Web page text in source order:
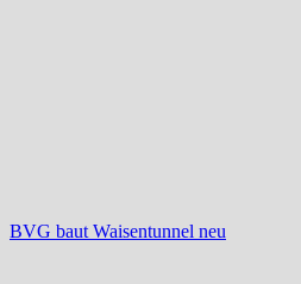
BVG baut Waisentunnel neu